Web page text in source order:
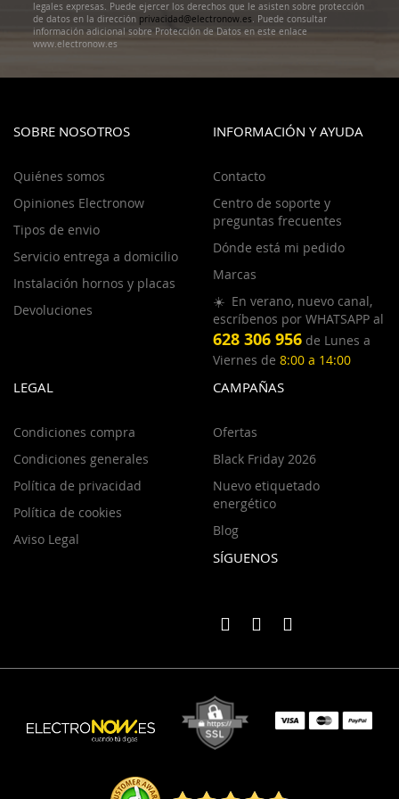
legales expresas. Puede ejercer los derechos que le asisten sobre protección
de datos en la dirección privacidad@electronow.es. Puede consultar
información adicional sobre Protección de Datos en este enlace
www.electronow.es
SOBRE NOSOTROS
Quiénes somos
Opiniones Electronow
Tipos de envio
Servicio entrega a domicilio
Instalación hornos y placas
Devoluciones
INFORMACIÓN Y AYUDA
Contacto
Centro de soporte y
preguntas frecuentes
Dónde está mi pedido
Marcas
☀️ En verano, nuevo canal,
escríbenos por WHATSAPP al
628 306 956 de Lunes a
Viernes de 8:00 a 14:00
LEGAL
Condiciones compra
Condiciones generales
Política de privacidad
Política de cookies
Aviso Legal
CAMPAÑAS
Ofertas
Black Friday 2026
Nuevo etiquetado
energético
Blog
SÍGUENOS